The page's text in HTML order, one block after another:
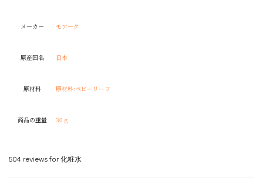
メーカー ‎モアーク
原産国名 日本
原材料 ‎原材料:ベビーリーフ
商品の重量 ‎30 g
504 reviews for化粧水